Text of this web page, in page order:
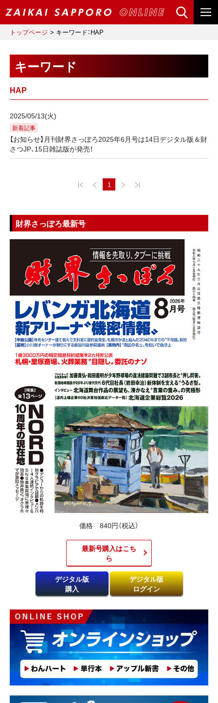
トップページ キーワード：HAP
キーワード
HAP
2025/05/13(火)
新着記事
【お知らせ】月刊財界さっぽろ2025年6月号は14日デジタル版＆財
さつJP、15日雑誌版が発売！
1
財界さっぽろ最新号
価格 840円（税込）
最新号購入はこち
ら​
デジタル版
購入
デジタル版
ログイン